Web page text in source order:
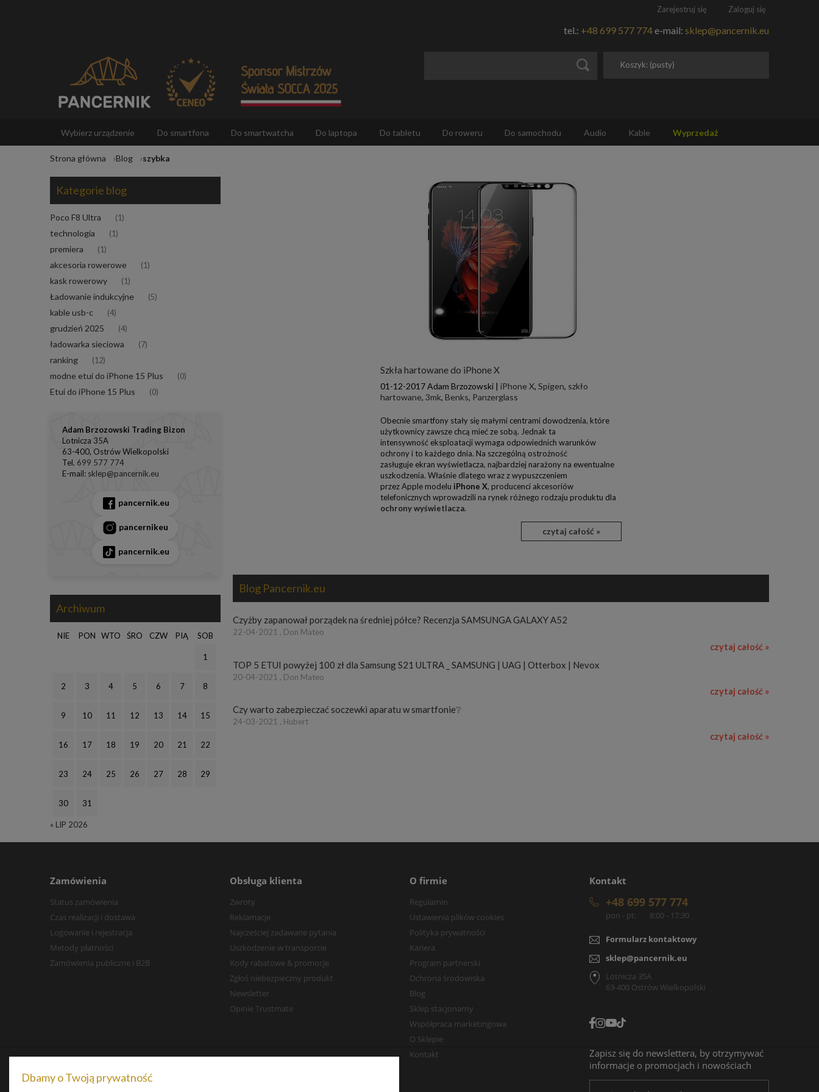
Zarejestruj się Zaloguj się
tel.: +48 699 577 774e-mail: sklep@pancernik.eu
Koszyk: (pusty)
Wybierz urządzenie Do smartfona Do smartwatcha Do laptopa Do tabletu Do roweru Do samochodu Audio Kable Wyprzedaż
Akcesoria
Strona główna Blog szybka
Kategorie blog
Poco F8 Ultra (1)
technologia (1)
premiera (1)
akcesoria rowerowe (1)
kask rowerowy (1)
Ładowanie indukcyjne (5)
kable usb-c (4)
grudzień 2025 (4)
ładowarka sieciowa (7)
ranking (12)
modne etui do iPhone 15 Plus (0)
Etui do iPhone 15 Plus (0)
Adam Brzozowski Trading Bizon
Lotnicza 35A
63-400, Ostrów Wielkopolski
Tel. 699 577 774
E-mail: sklep@pancernik.eu
pancernik.eu
pancernikeu
pancernik.eu
Archiwum
NIE PON WTO ŚRO CZW PIĄ SOB
1
2 3 4 5 6 7 8
9 10 11 12 13 14 15
16 17 18 19 20 21 22
23 24 25 26 27 28 29
30 31
« LIP 2026
Szkła hartowane do iPhone X
01-12-2017Adam Brzozowski | iPhone X, Spigen, szkło
hartowane, 3mk, Benks, Panzerglass
Obecnie smartfony stały się małymi centrami dowodzenia, które
użytkownicy zawsze chcą mieć ze sobą. Jednak ta
intensywność eksploatacji wymaga odpowiednich warunków
ochrony i to każdego dnia. Na szczególną ostrożność
zasługuje ekran wyświetlacza, najbardziej narażony na ewentualne
uszkodzenia. Właśnie dlatego wraz z wypuszczeniem
przez Apple modelu iPhone X, producenci akcesoriów
telefonicznych wprowadzili na rynek różnego rodzaju produktu dla
ochrony wyświetlacza.
czytaj całość »
Blog Pancernik.eu
Czyżby zapanował porządek na średniej półce? Recenzja SAMSUNGA GALAXY A52
22-04-2021 , Don Mateo
czytaj całość »
TOP 5 ETUI powyżej 100 zł dla Samsung S21 ULTRA _ SAMSUNG | UAG | Otterbox | Nevox
20-04-2021 , Don Mateo
czytaj całość »
Czy warto zabezpieczać soczewki aparatu w smartfonie❔
24-03-2021 , Hubert
czytaj całość »
Zamówienia
Status zamówienia
Czas realizacji i dostawa
Logowanie i rejestracja
Metody płatności
Zamówienia publiczne i B2B
Obsługa klienta
Zwroty
Reklamacje
Najcześciej zadawane pytania
Uszkodzenie w transporcie
Kody rabatowe & promocje
Zgłoś niebezpieczny produkt
Newsletter
Opinie Trustmate
O firmie
Regulamin
Ustawienia plików cookies
Polityka prywatności
Kariera
Program partnerski
Ochrona środowiska
Blog
Sklep stacjonarny
Współpraca marketingowa
O Sklepie
Kontakt
Kontakt
+48 699 577 774
pon - pt: 8:00 - 17:30
Formularz kontaktowy
sklep@pancernik.eu
Lotnicza 35A
63-400 Ostrów Wielkopolski
Zapisz się do newslettera, by otrzymywać
informacje o promocjach i nowościach
Dbamy o Twoją prywatność